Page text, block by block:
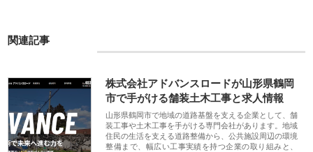
関連記事
株式会社アドバンスロードが山形県鶴岡
市で手がける舗装土木工事と求人情報
山形県鶴岡市で地域の道路基盤を支える企業として、舗
装工事や土木工事を手がける専門会社があります。地域
住民の生活を支える道路整備から、公共施設周辺の環境
整備まで、幅広い工事実績を持つ企業の取り組みと、